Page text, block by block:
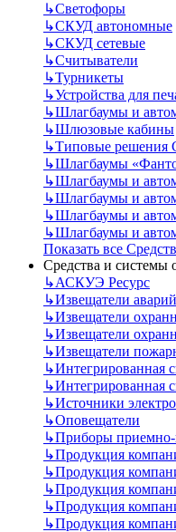
↳Светофоры
↳СКУД автономные
↳СКУД сетевые
↳Считыватели
↳Турникеты
↳Устройства для
↳Шлагбаумы и
↳Шлюзовые кабины
↳Типовые решения
↳Шлагбаумы
↳Шлагбаумы и
↳Шлагбаумы и
↳Шлагбаумы и
↳Шлагбаумы и
Показать все
Средства и системы
↳АСКУЭ Ресурс
↳Извещатели
↳Извещатели
↳Извещатели
↳Извещатели
↳Интегрированная
↳Интегрированная
↳Источники
↳Оповещатели
↳Приборы приемно-
↳Продукция
↳Продукция
↳Продукция
↳Продукция
↳Продукция